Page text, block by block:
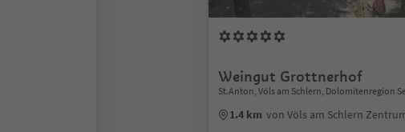
Weingut Grottnerhof
St.Anton, Völs am Schlern, Dolomitenregion
1.4 km von Völs am Schlern